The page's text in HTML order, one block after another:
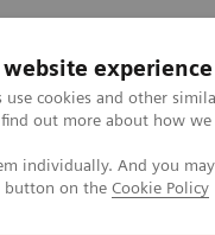
experience
cookies and other
find out more about how
individually. And you
button on the Cookie Policy
cliniques
2026 Moments